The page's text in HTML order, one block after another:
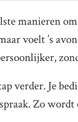
manieren
voelt ’s
verder. Je
Zo